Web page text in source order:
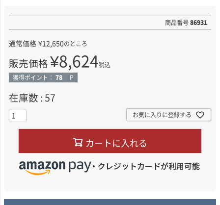
商品番号86931
通常価格 ¥12,650のところ
販売価格¥8,624税込
獲得ポイント： 78 P
在庫数 57
お気に入りに登録する
カートに入れる